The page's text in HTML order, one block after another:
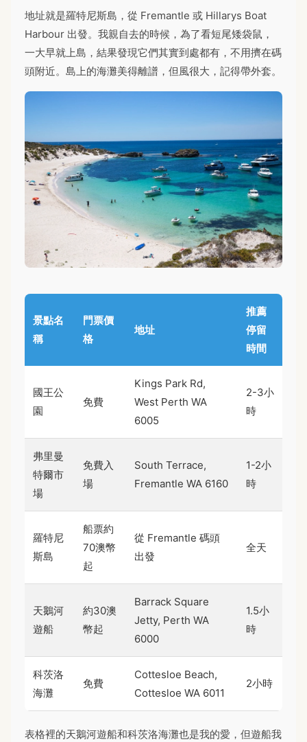
地址就是羅特尼斯島，從 Fremantle 或 Hillarys Boat
Harbour 出發。我親自去的時候，為了看短尾矮袋鼠，
一大早就上島，結果發現它們其實到處都有，不用擠在碼
頭附近。島上的海灘美得離譜，但風很大，記得帶外套。
景點名
稱
門票價
格
地址
推薦
停留
時間
國王公
園
免費
Kings Park Rd,
West Perth WA
6005
2-3小
時
弗里曼
特爾市
場
免費入
場
South Terrace,
Fremantle WA 6160
1-2小
時
羅特尼
斯島
船票約
70澳幣
起
從 Fremantle 碼頭
出發
全天
天鵝河
遊船
約30澳
幣起
Barrack Square
Jetty, Perth WA
6000
1.5小
時
科茨洛
海灘
免費
Cottesloe Beach,
Cottesloe WA 6011
2小時
表格裡的天鵝河遊船和科茨洛海灘也是我的愛，但遊船我